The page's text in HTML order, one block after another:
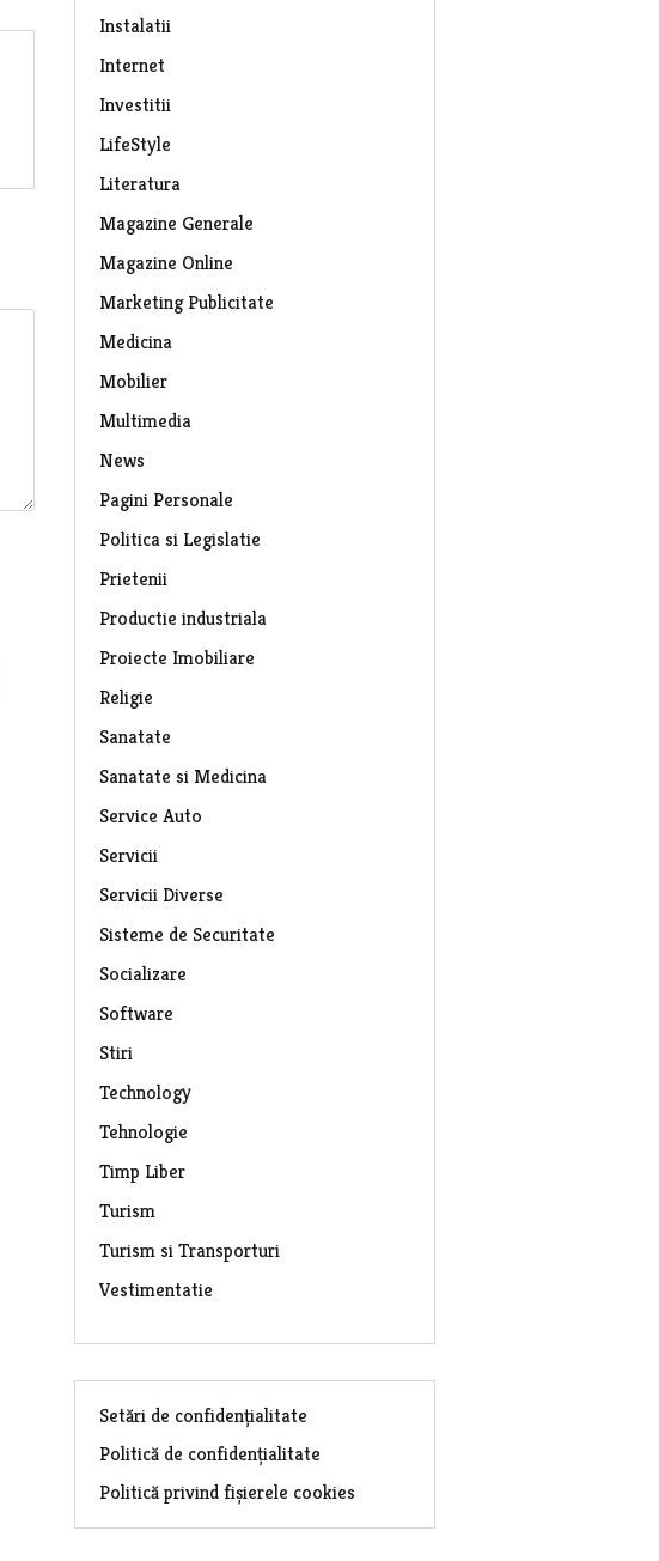
Instalatii
Internet
Investitii
LifeStyle
Literatura
Magazine Generale
Magazine Online
Marketing Publicitate
Medicina
Mobilier
Multimedia
News
Pagini Personale
Politica si Legislatie
Prietenii
Productie industriala
Proiecte Imobiliare
Religie
Sanatate
Sanatate si Medicina
Service Auto
Servicii
Servicii Diverse
Sisteme de Securitate
Socializare
Software
Stiri
Technology
Tehnologie
Timp Liber
Turism
Turism si Transporturi
Vestimentatie
Setări de confidențialitate
Politică de confidențialitate
Politică privind fișierele cookies